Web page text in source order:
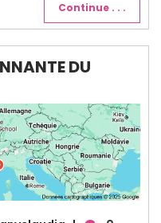
Continue . . .
DU